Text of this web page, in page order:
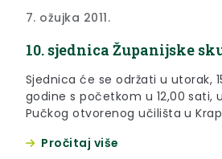
7. ožujka 2011.
10. sjednica Županijske
Sjednica će se održati u utorak,
godine s početkom u 12,00 sati,
Pučkog otvorenog učilišta u
Pročitaj više